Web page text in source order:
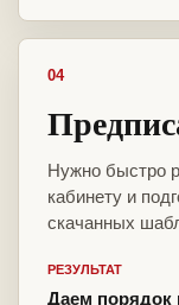
04
Нужно быстро
кабинету и
скачанных
РЕЗУЛЬТАТ
Даем порядок